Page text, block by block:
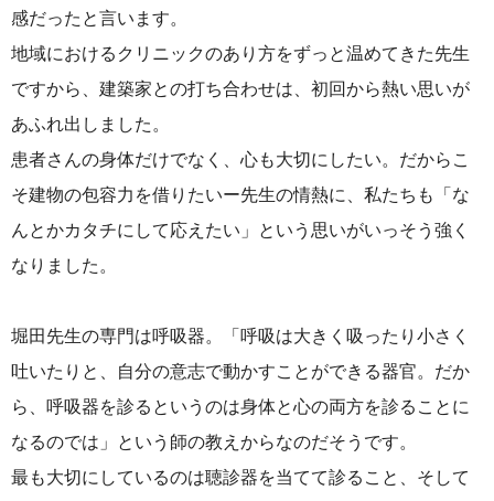
感だったと言います。
地域におけるクリニックのあり方をずっと温めてきた先生
ですから、建築家との打ち合わせは、初回から熱い思いが
あふれ出しました。
患者さんの身体だけでなく、心も大切にしたい。だからこ
そ建物の包容力を借りたいー先生の情熱に、私たちも「な
んとかカタチにして応えたい」という思いがいっそう強く
なりました。
堀田先生の専門は呼吸器。「呼吸は大きく吸ったり小さく
吐いたりと、自分の意志で動かすことができる器官。だか
ら、呼吸器を診るというのは身体と心の両方を診ることに
なるのでは」という師の教えからなのだそうです。
最も大切にしているのは聴診器を当てて診ること、そして